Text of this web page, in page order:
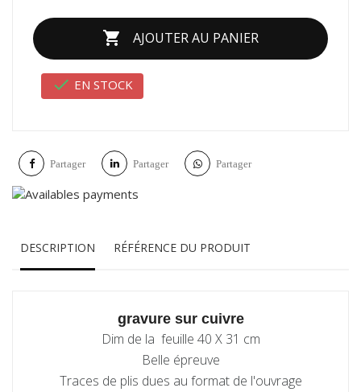
 AJOUTER AU PANIER
 EN STOCK
Partager Partager Partager
DESCRIPTION RÉFÉRENCE DU PRODUIT
gravure sur cuivre
Dim de la feuille 40 X 31 cm
Belle épreuve
Traces de plis dues au format de l'ouvrage